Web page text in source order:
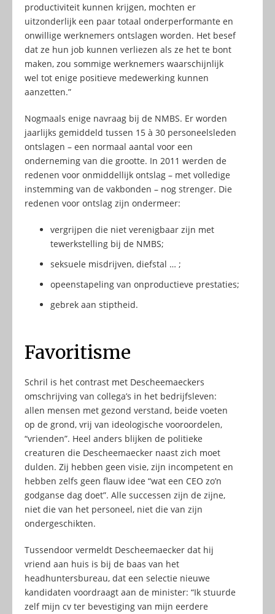
productiviteit kunnen krijgen, mochten er
uitzonderlijk een paar totaal onderperformante en
onwillige werknemers ontslagen worden. Het besef
dat ze hun job kunnen verliezen als ze het te bont
maken, zou sommige werknemers waarschijnlijk
wel tot enige positieve medewerking kunnen
aanzetten.”
Nogmaals enige navraag bij de NMBS. Er worden
jaarlijks gemiddeld tussen 15 à 30 personeelsleden
ontslagen – een normaal aantal voor een
onderneming van die grootte. In 2011 werden de
redenen voor onmiddellijk ontslag – met volledige
instemming van de vakbonden – nog strenger. Die
redenen voor ontslag zijn ondermeer:
vergrijpen die niet verenigbaar zijn met
tewerkstelling bij de NMBS;
seksuele misdrijven, diefstal … ;
opeenstapeling van onproductieve prestaties;
gebrek aan stiptheid.
Favoritisme
Schril is het contrast met Descheemaeckers
omschrijving van collega’s in het bedrijfsleven:
allen mensen met gezond verstand, beide voeten
op de grond, vrij van ideologische vooroordelen,
“vrienden”. Heel anders blijken de politieke
creaturen die Descheemaecker naast zich moet
dulden. Zij hebben geen visie, zijn incompetent en
hebben zelfs geen flauw idee “wat een CEO zo’n
godganse dag doet”. Alle successen zijn de zijne,
niet die van het personeel, niet die van zijn
ondergeschikten.
Tussendoor vermeldt Descheemaecker dat hij
vriend aan huis is bij de baas van het
headhuntersbureau, dat een selectie nieuwe
kandidaten voordraagt aan de minister: “Ik stuurde
zelf mijn cv ter bevestiging van mijn eerdere